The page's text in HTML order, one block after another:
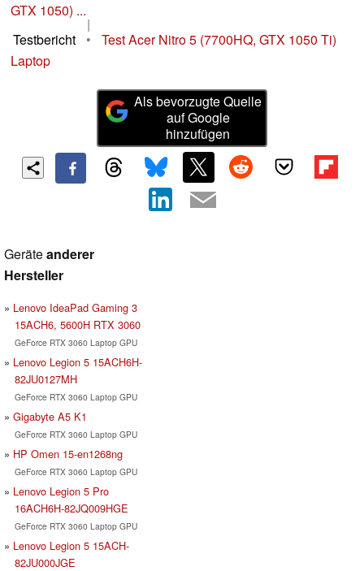
GTX 1050) ...
|
Testbericht
•
Test Acer Nitro 5 (7700HQ, GTX 1050 Ti)
Laptop
Als bevorzugte Quelle
auf Google
hinzufügen
Geräteanderer
Hersteller
Lenovo IdeaPad Gaming 3
15ACH6, 5600H RTX 3060
GeForce RTX 3060 Laptop GPU
Lenovo Legion 5 15ACH6H-
82JU0127MH
GeForce RTX 3060 Laptop GPU
Gigabyte A5 K1
GeForce RTX 3060 Laptop GPU
HP Omen 15-en1268ng
GeForce RTX 3060 Laptop GPU
Lenovo Legion 5 Pro
16ACH6H-82JQ009HGE
GeForce RTX 3060 Laptop GPU
Lenovo Legion 5 15ACH-
82JU000JGE